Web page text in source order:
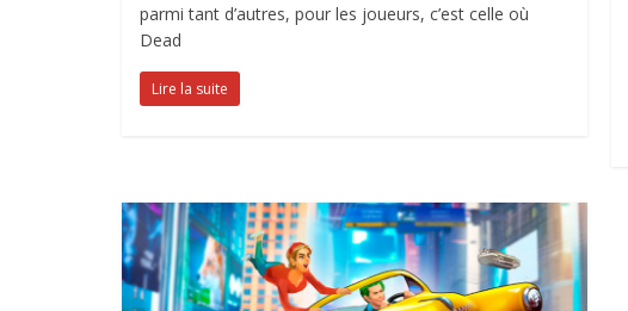
parmi tant d’autres, pour les joueurs, c’est celle où
Dead
Lire la suite